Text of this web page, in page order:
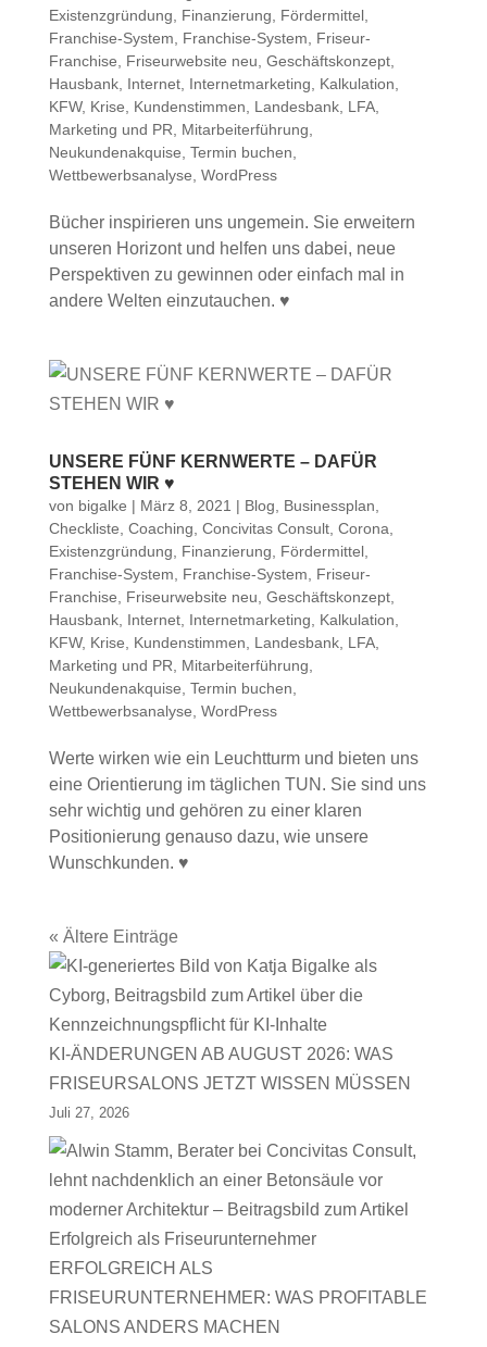
Existenzgründung
Finanzierung Fördermittel,
Franchise-System
Franchise-System
Friseur-
Franchise
Friseurwebsite neu Geschäftskonzept,
Hausbank, Internet, Internetmarketing Kalkulation
KFW, Krise Kundenstimmen Landesbank, LFA,
Marketing und PR
Mitarbeiterführung
Neukundenakquise Termin buchen
Wettbewerbsanalyse WordPress
Bücher inspirieren uns ungemein. Sie erweitern
unseren Horizont und helfen uns dabei, neue
Perspektiven zu gewinnen oder einfach mal in
andere Welten einzutauchen. ♥
UNSERE FÜNF KERNWERTE – DAFÜR
STEHEN WIR ♥
von bigalke | März 8, 2021 | Blog Businessplan
Checkliste Coaching Concivitas Consult, Corona
Existenzgründung
Finanzierung Fördermittel,
Franchise-System
Franchise-System
Friseur-
Franchise
Friseurwebsite neu Geschäftskonzept,
Hausbank, Internet, Internetmarketing Kalkulation
KFW, Krise Kundenstimmen Landesbank, LFA,
Marketing und PR
Mitarbeiterführung
Neukundenakquise Termin buchen
Wettbewerbsanalyse WordPress
Werte wirken wie ein Leuchtturm und bieten uns
eine Orientierung im täglichen TUN. Sie sind uns
sehr wichtig und gehören zu einer klaren
Positionierung genauso dazu, wie unsere
Wunschkunden. ♥
« Ältere Einträge
KI-ÄNDERUNGEN AB AUGUST 2026: WAS
FRISEURSALONS JETZT WISSEN MÜSSEN
Juli 27, 2026
ERFOLGREICH ALS
FRISEURUNTERNEHMER: WAS PROFITABLE
SALONS ANDERS MACHEN